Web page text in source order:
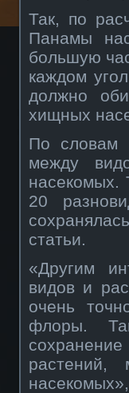
Так, по
Панамы
большую
каждом
должно
хищных
По словам
между
насекомых.
20
статьи.
«Другим
видов и
очень
флоры.